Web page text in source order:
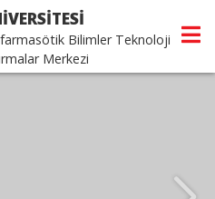
Bilimler Teknoloji
Merkezi